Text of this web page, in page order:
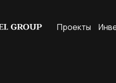
Проекты